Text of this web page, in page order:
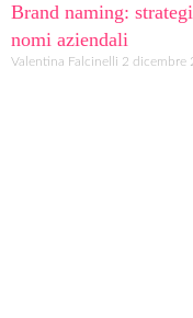
Brand naming:
nomi aziendali
Valentina Falcinelli 2 dicembre